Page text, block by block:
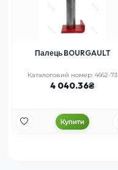
Палець BOURGAULT
Каталоговий номер: 4662-73
4 040.36
Купити